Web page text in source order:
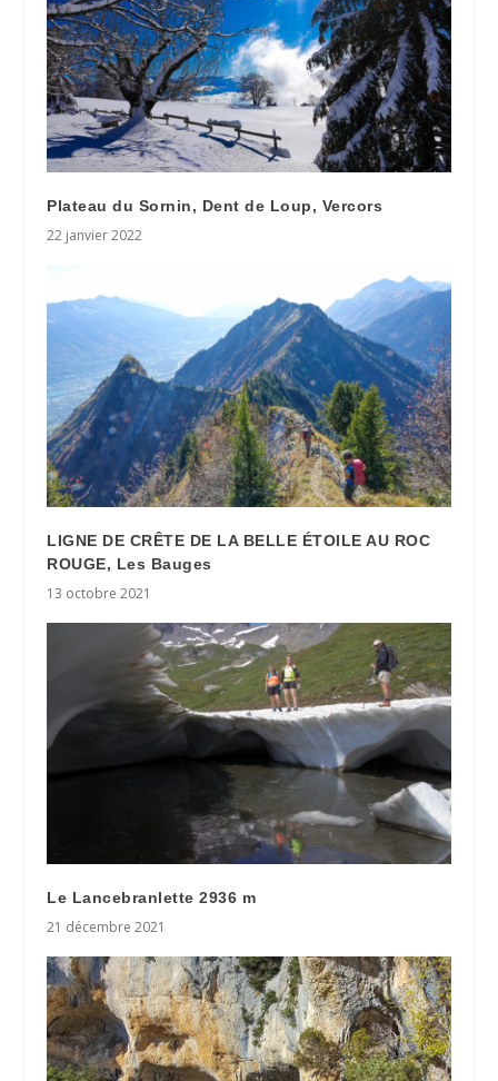
Plateau du Sornin, Dent de Loup, Vercors
22 janvier 2022
LIGNE DE CRÊTE DE LA BELLE ÉTOILE AU ROC
ROUGE, Les Bauges
13 octobre 2021
Le Lancebranlette 2936 m
21 décembre 2021